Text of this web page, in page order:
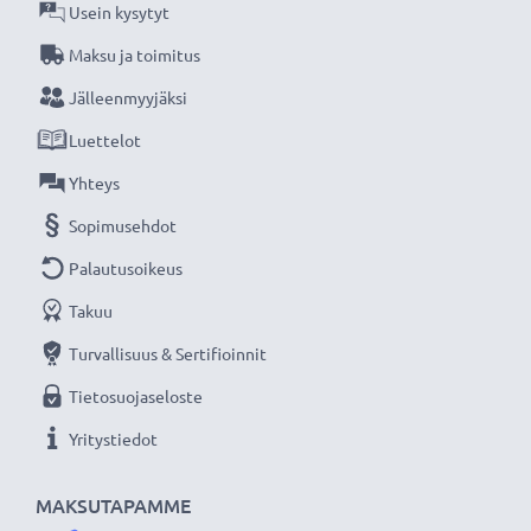
CELLONIC vaihtoakku on pitkäikäinen ja turvallinen,
laatua edulliseen hintaan.
★3 vuoden takuu
Olemme vuonna 2004 perustettu kansainvälinen
verkkokauppa, joka tarjoaa laadukkaita tuotteita, ja
MAKSUTAPAMME
Usein kysytyt
Maksu ja toimitus
Jälleenmyyjäksi
Luettelot
Yhteys
Sopimusehdot
Palautusoikeus
Takuu
Turvallisuus & Sertifioinnit
Tietosuojaseloste
Yritystiedot